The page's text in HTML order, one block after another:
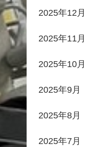
2025年12月
2025年11月
2025年10月
2025年9月
2025年8月
2025年7月